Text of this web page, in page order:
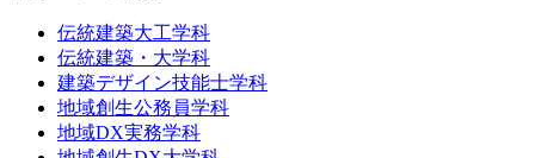
伝統建築大工学科
伝統建築・大学科
建築デザイン技能士学科
地域創生公務員学科
地域DX実務学科